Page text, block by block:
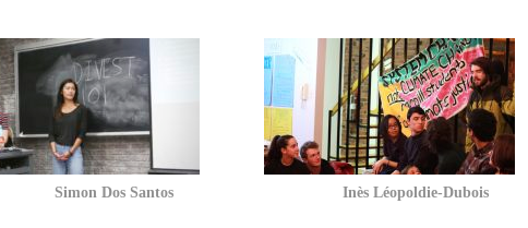
Simon Dos Santos Inès Léopoldie-Dubois